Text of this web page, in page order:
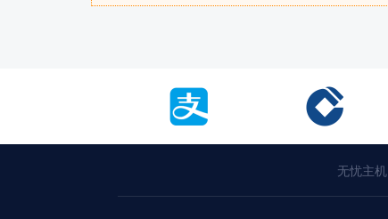
无忧主机